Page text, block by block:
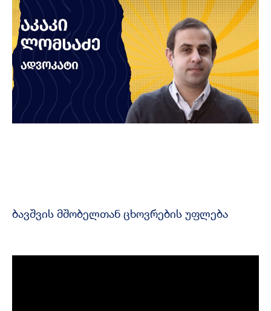
ბავშვის მშობელთან ცხოვრების უფლება